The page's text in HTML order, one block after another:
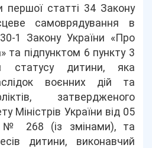
першої статті 34 Закону
самоврядування в
1 Закону України «Про
та підпунктом 6 пункту 3
статусу дитини, яка
воєнних дій та
затвердженого
Міністрів України від 05
№ 268 (із змінами), та
дитини, виконавчий